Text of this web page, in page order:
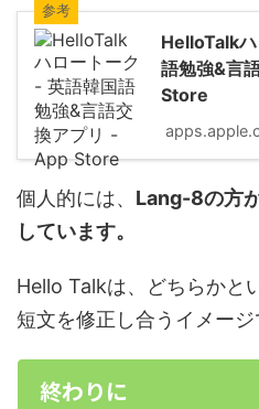
参考
‎HelloTalk
語勉強&言
Store
個人的には、 Lang-8の方
しています。
Hello Talkは、どちらかと
短文を修正し合うイメージ
終わりに